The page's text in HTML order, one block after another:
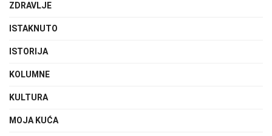
ZDRAVLJE
ISTAKNUTO
ISTORIJA
KOLUMNE
KULTURA
MOJA KUĆA